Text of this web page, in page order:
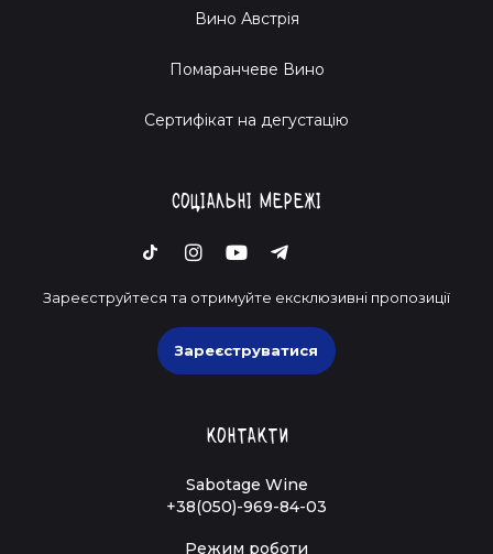
Вино Австрія
Помаранчеве Вино
Cертифікат на дегустацію
Соціальні мережі
Зареєструйтеся та отримуйте ексклюзивні пропозиції
Зареєструватися
Контакти
Sabotage Wine
+38(050)-969-84-03
Режим роботи